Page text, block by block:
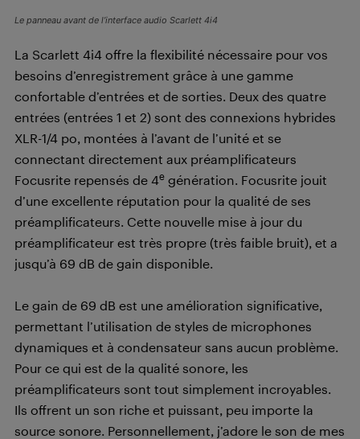
Le panneau avant de l’interface audio Scarlett 4i4
La Scarlett 4i4 offre la flexibilité nécessaire pour vos
besoins d’enregistrement grâce à une gamme
confortable d’entrées et de sorties. Deux des quatre
entrées (entrées 1 et 2) sont des connexions hybrides
XLR-1/4 po, montées à l’avant de l’unité et se
connectant directement aux préamplificateurs
Focusrite repensés de 4e génération. Focusrite jouit
d’une excellente réputation pour la qualité de ses
préamplificateurs. Cette nouvelle mise à jour du
préamplificateur est très propre (très faible bruit), et a
jusqu’à 69 dB de gain disponible.
Le gain de 69 dB est une amélioration significative,
permettant l’utilisation de styles de microphones
dynamiques et à condensateur sans aucun problème.
Pour ce qui est de la qualité sonore, les
préamplificateurs sont tout simplement incroyables.
Ils offrent un son riche et puissant, peu importe la
source sonore. Personnellement, j’adore le son de mes